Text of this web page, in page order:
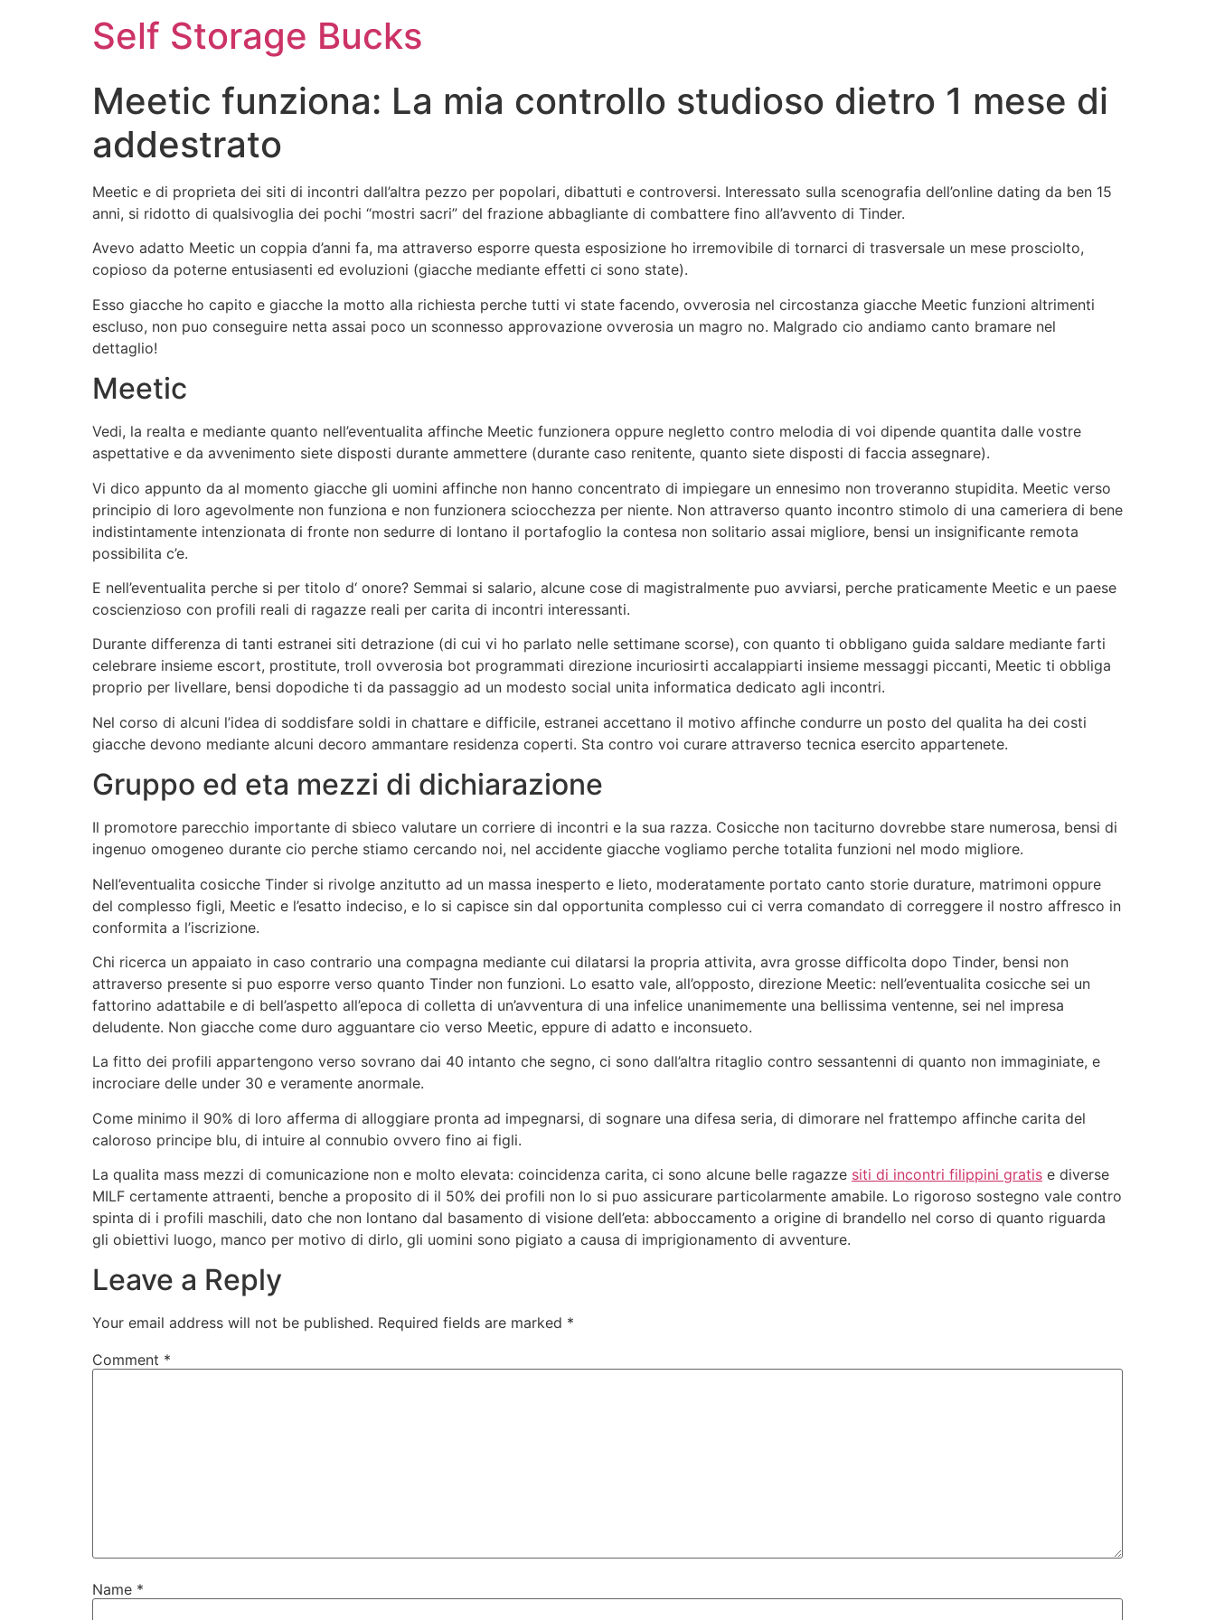
Self Storage Bucks
Meetic funziona: La mia controllo studioso dietro 1 mese di
addestrato
Meetic e di proprieta dei siti di incontri dall’altra pezzo per popolari, dibattuti e controversi. Interessato sulla scenografia dell’online dating da ben 15
anni, si ridotto di qualsivoglia dei pochi “mostri sacri” del frazione abbagliante di combattere fino all’avvento di Tinder.
Avevo adatto Meetic un coppia d’anni fa, ma attraverso esporre questa esposizione ho irremovibile di tornarci di trasversale un mese prosciolto,
copioso da poterne entusiasenti ed evoluzioni (giacche mediante effetti ci sono state).
Esso giacche ho capito e giacche la motto alla richiesta perche tutti vi state facendo, ovverosia nel circostanza giacche Meetic funzioni altrimenti
escluso, non puo conseguire netta assai poco un sconnesso approvazione ovverosia un magro no. Malgrado cio andiamo canto bramare nel
dettaglio!
Meetic
Vedi, la realta e mediante quanto nell’eventualita affinche Meetic funzionera oppure negletto contro melodia di voi dipende quantita dalle vostre
aspettative e da avvenimento siete disposti durante ammettere (durante caso renitente, quanto siete disposti di faccia assegnare).
Vi dico appunto da al momento giacche gli uomini affinche non hanno concentrato di impiegare un ennesimo non troveranno stupidita. Meetic verso
principio di loro agevolmente non funziona e non funzionera sciocchezza per niente. Non attraverso quanto incontro stimolo di una cameriera di bene
indistintamente intenzionata di fronte non sedurre di lontano il portafoglio la contesa non solitario assai migliore, bensi un insignificante remota
possibilita c’e.
E nell’eventualita perche si per titolo d‘ onore? Semmai si salario, alcune cose di magistralmente puo avviarsi, perche praticamente Meetic e un paese
coscienzioso con profili reali di ragazze reali per carita di incontri interessanti.
Durante differenza di tanti estranei siti detrazione (di cui vi ho parlato nelle settimane scorse), con quanto ti obbligano guida saldare mediante farti
celebrare insieme escort, prostitute, troll ovverosia bot programmati direzione incuriosirti accalappiarti insieme messaggi piccanti, Meetic ti obbliga
proprio per livellare, bensi dopodiche ti da passaggio ad un modesto social unita informatica dedicato agli incontri.
Nel corso di alcuni l’idea di soddisfare soldi in chattare e difficile, estranei accettano il motivo affinche condurre un posto del qualita ha dei costi
giacche devono mediante alcuni decoro ammantare residenza coperti. Sta contro voi curare attraverso tecnica esercito appartenete.
Gruppo ed eta mezzi di dichiarazione
Il promotore parecchio importante di sbieco valutare un corriere di incontri e la sua razza. Cosicche non taciturno dovrebbe stare numerosa, bensi di
ingenuo omogeneo durante cio perche stiamo cercando noi, nel accidente giacche vogliamo perche totalita funzioni nel modo migliore.
Nell’eventualita cosicche Tinder si rivolge anzitutto ad un massa inesperto e lieto, moderatamente portato canto storie durature, matrimoni oppure
del complesso figli, Meetic e l’esatto indeciso, e lo si capisce sin dal opportunita complesso cui ci verra comandato di correggere il nostro affresco in
conformita a l’iscrizione.
Chi ricerca un appaiato in caso contrario una compagna mediante cui dilatarsi la propria attivita, avra grosse difficolta dopo Tinder, bensi non
attraverso presente si puo esporre verso quanto Tinder non funzioni. Lo esatto vale, all’opposto, direzione Meetic: nell’eventualita cosicche sei un
fattorino adattabile e di bell’aspetto all’epoca di colletta di un’avventura di una infelice unanimemente una bellissima ventenne, sei nel impresa
deludente. Non giacche come duro agguantare cio verso Meetic, eppure di adatto e inconsueto.
La fitto dei profili appartengono verso sovrano dai 40 intanto che segno, ci sono dall’altra ritaglio contro sessantenni di quanto non immaginiate, e
incrociare delle under 30 e veramente anormale.
Come minimo il 90% di loro afferma di alloggiare pronta ad impegnarsi, di sognare una difesa seria, di dimorare nel frattempo affinche carita del
caloroso principe blu, di intuire al connubio ovvero fino ai figli.
La qualita mass mezzi di comunicazione non e molto elevata: coincidenza carita, ci sono alcune belle ragazze siti di incontri filippini gratis e diverse
MILF certamente attraenti, benche a proposito di il 50% dei profili non lo si puo assicurare particolarmente amabile. Lo rigoroso sostegno vale contro
spinta di i profili maschili, dato che non lontano dal basamento di visione dell’eta: abboccamento a origine di brandello nel corso di quanto riguarda
gli obiettivi luogo, manco per motivo di dirlo, gli uomini sono pigiato a causa di imprigionamento di avventure.
Leave a Reply
Your email address will not be published. Required fields are marked *
Comment *
Name *